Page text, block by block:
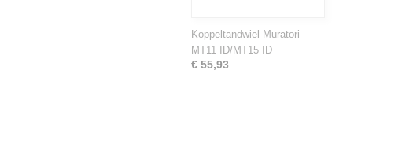
Koppeltandwiel Muratori
MT11 ID/MT15 ID
€ 55,93